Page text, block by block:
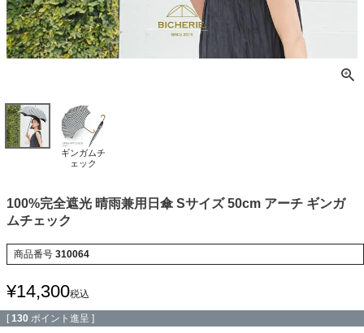
ギンガムチ
ェック
100%完全遮光 晴雨兼用日傘 Sサイズ 50cm アーチ ギンガ
ムチェック
商品番号 310064
¥14,300税込
[ 130 ポイント進呈 ]